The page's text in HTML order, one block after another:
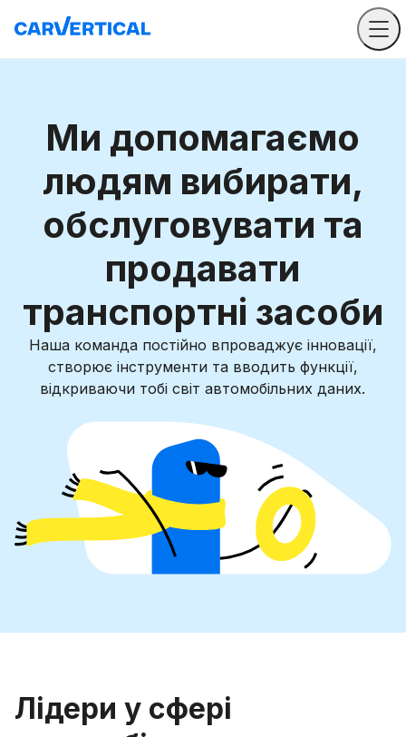
Ми допомагаємо
людям вибирати,
обслуговувати та
продавати
транспортні засоби
Наша команда постійно впроваджує інновації,
створює інструменти та вводить функції,
відкриваючи тобі світ автомобільних даних.
Лідери у сфері